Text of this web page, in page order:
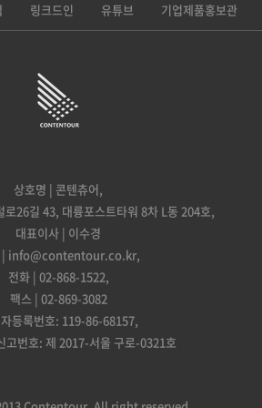
링크드인 유튜브 기업제품홍보관
상호명 | 콘텐츄어,
로26길 43, 대륭포스트타워 8차 L동 204호,
대표이사 | 이수경
| info@contentour.co.kr,
전화 | 02-868-1522,
팩스 | 02-869-3082
등록번호: 119-86-68157,
고번호: 제 2017-서울 구로-0321호